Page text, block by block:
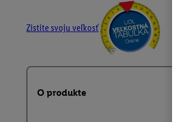
Zistite svoju veľkosť
O produkte